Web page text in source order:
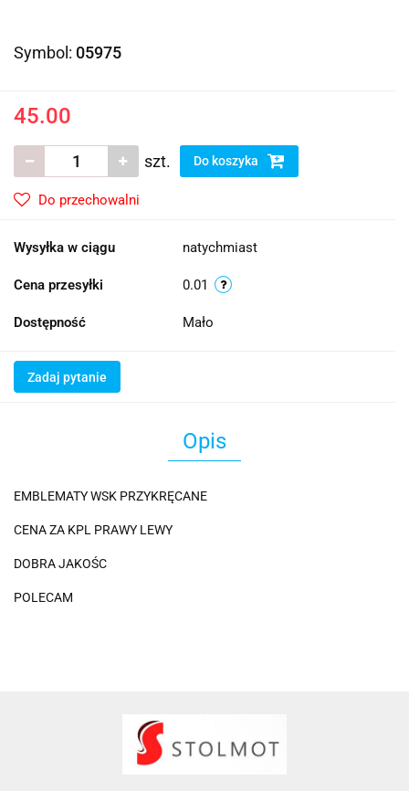
Symbol: 05975
45.00
szt. Do koszyka
Do przechowalni
Wysyłka w ciągu natychmiast
Cena przesyłki 0.01
Dostępność Mało
Zadaj pytanie
Opis
EMBLEMATY WSK PRZYKRĘCANE
CENA ZA KPL PRAWY LEWY
DOBRA JAKOŚC
POLECAM